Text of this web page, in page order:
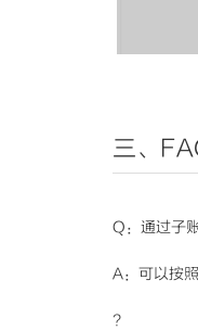
三、
Q： 通过子
A：可以按
?